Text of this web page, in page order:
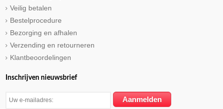
Veilig betalen
Bestelprocedure
Bezorging en afhalen
Verzending en retourneren
Klantbeoordelingen
Inschrijven nieuwsbrief